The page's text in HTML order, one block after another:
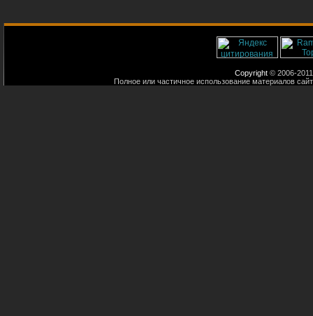
Copyright © 2006-
Полное или частичное использование материалов